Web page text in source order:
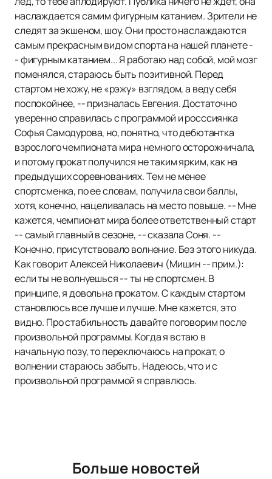
наслаждается самим фигурным катанием. Зрители не
следят за экшеном, шоу. Они просто наслаждаются
самым прекрасным видом спорта на нашей планете -
- фигурным катанием... Я работаю над собой, мой мозг
поменялся, стараюсь быть позитивной. Перед
стартом не хожу, не «рэжу» взглядом, а веду себя
поспокойнее, -- призналась Евгения. Достаточно
уверенно справилась с программой и росссиянка
Софья Самодурова, но, понятно, что дебютантка
взрослого чемпионата мира немного осторожничала,
и потому прокат получился не таким ярким, как на
предыдущих соревнованиях. Тем не менее
спортсменка, по ее словам, получила свои баллы,
хотя, конечно, нацеливалась на место повыше. -- Мне
кажется, чемпионат мира более ответственный старт
-- самый главный в сезоне, -- сказала Соня. --
Конечно, присутствовало волнение. Без этого никуда.
Как говорит Алексей Николаевич (Мишин -- прим.):
если ты не волнуешься -- ты не спортсмен. В
принципе, я довольна прокатом. С каждым стартом
становлюсь все лучше и лучше. Мне кажется, это
видно. Про стабильность давайте поговорим после
произвольной программы. Когда я встаю в
начальную позу, то переключаюсь на прокат, о
волнении стараюсь забыть. Надеюсь, что и с
произвольной программой я справлюсь.
Больше новостей